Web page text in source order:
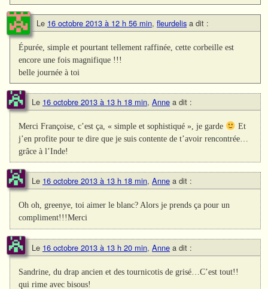
Le 16 octobre 2013 à 12 h 56 min, fleurdelis a dit :
Épurée, simple et pourtant tellement raffinée, cette corbeille est
encore une fois magnifique !!!
belle journée à toi
Le 16 octobre 2013 à 13 h 18 min, Anne a dit :
Merci Françoise, c’est ça, « simple et sophistiqué », je garde
Et
j’en profite pour te dire que je suis contente de t’avoir rencontrée…
grâce à l’Inde!
Le 16 octobre 2013 à 13 h 18 min, Anne a dit :
Oh oh, greenye, toi aimer le blanc? Alors je prends ça pour un
compliment!!!Merci
Le 16 octobre 2013 à 13 h 20 min, Anne a dit :
Sandrine, du drap ancien et des tournicotis de grisé…C’est tout!!
qui rime avec bisous!